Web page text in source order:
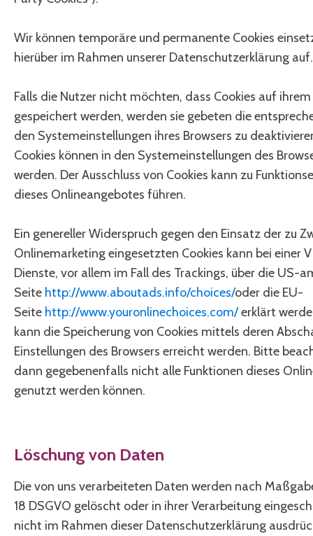
Wir können temporäre und permanente Cookies
hierüber im Rahmen unserer Datenschutzerklärung auf.
Falls die Nutzer nicht möchten, dass Cookies auf
gespeichert werden, werden sie gebeten die
den Systemeinstellungen ihres Browsers zu
Cookies können in den Systemeinstellungen des
werden. Der Ausschluss von Cookies kann zu
dieses Onlineangebotes führen.
Ein genereller Widerspruch gegen den Einsatz der zu
Onlinemarketing eingesetzten Cookies kann bei einer
Dienste, vor allem im Fall des Trackings, über die US-
Seite http://www.aboutads.info/choices/oder die EU-
Seite http://www.youronlinechoices.com/erklärt
kann die Speicherung von Cookies mittels deren
Einstellungen des Browsers erreicht werden. Bitte
dann gegebenenfalls nicht alle Funktionen dieses
genutzt werden können.
Löschung von Daten
Die von uns verarbeiteten Daten werden nach
18 DSGVO gelöscht oder in ihrer Verarbeitung
nicht im Rahmen dieser Datenschutzerklärung